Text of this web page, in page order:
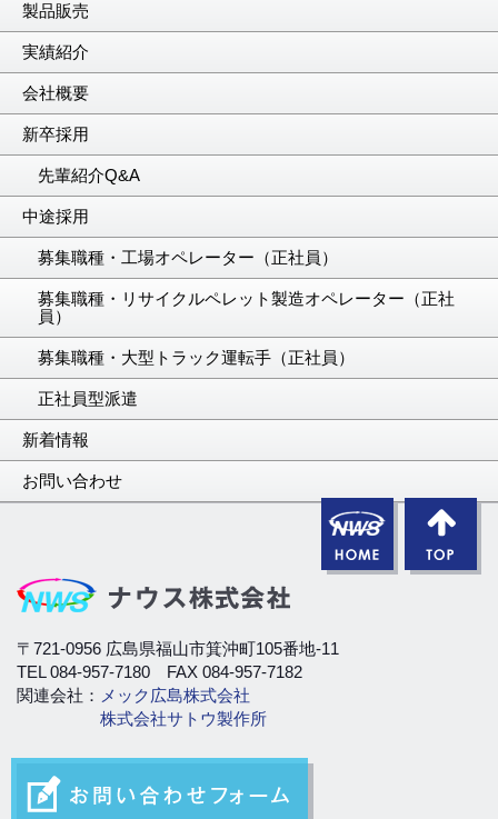
製品販売
実績紹介
会社概要
新卒採用
先輩紹介Q&A
中途採用
募集職種・工場オペレーター（正社員）
募集職種・リサイクルペレット製造オペレーター（正社
員）
募集職種・大型トラック運転手（正社員）
正社員型派遣
新着情報
お問い合わせ
〒721-0956 広島県福山市箕沖町105番地-11
TEL 084-957-7180 FAX 084-957-7182
関連会社： メック広島株式会社
株式会社サトウ製作所